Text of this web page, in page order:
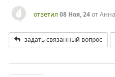
ответил 08 Ноя, 24от
задать связанный вопрос